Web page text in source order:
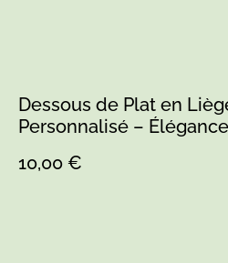
Dessous de Plat en
Personnalisé – Élégance
10,00 €